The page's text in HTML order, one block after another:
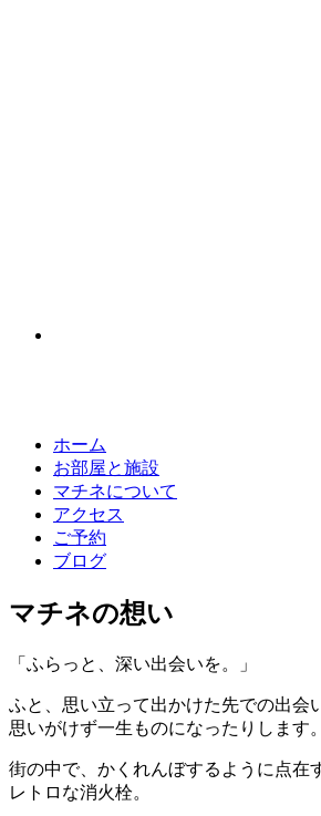
ホーム
お部屋と施設
マチネについて
アクセス
ご予約
ブログ
マチネの想い
「ふらっと、深い出会いを。」
ふと、思い立って出かけた先での出会
思いがけず一生ものになったりします。
街の中で、かくれんぼするように点在
レトロな消火栓。